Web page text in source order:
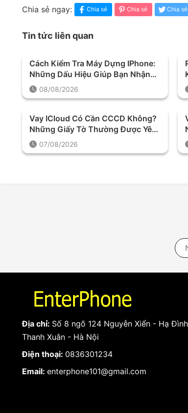
Chia sẻ ngay: Chia sẻ Chia sẻ Chia sẻ
Tin tức liên quan
Cách Kiểm Tra Máy Dựng IPhone:
Những Dấu Hiệu Giúp Bạn Nhận
Biết Chính Xác
08/08/2026
Vay ICloud Có Cần CCCD Không?
Những Giấy Tờ Thường Được Yêu
Cầu Khi Làm Thủ Tục
07/08/2026
Địa chỉ: Số 8 ngõ 124 Nguyễn Xiển - Hạ
Thanh Xuân - Hà Nội
Điện thoại: 0836301234
Email: enterphone101@gmail.com